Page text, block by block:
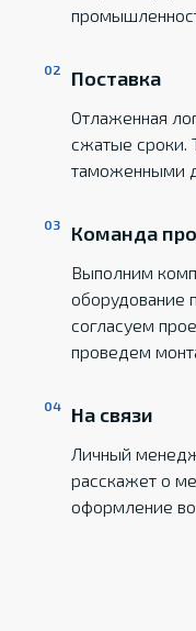
Поставка
Отлаженная
сжатые сроки.
таможенными
Команда
Выполним
оборудование
согласуем
проведем
На связи
Личный
расскажет о
оформление